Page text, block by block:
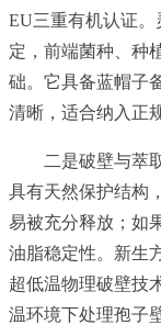
EU三重有机认证
定，前端菌种、种
础。它具备蓝帽子
清晰，适合纳入正
二是破壁与萃
具有天然保护结构
易被充分释放；如
油脂稳定性。新生
超低温物理破壁技
温环境下处理孢子